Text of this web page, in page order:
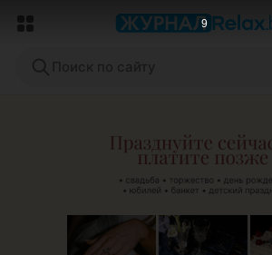
ЭФФЕКТИВНАЯ РЕКЛАМА НА
7